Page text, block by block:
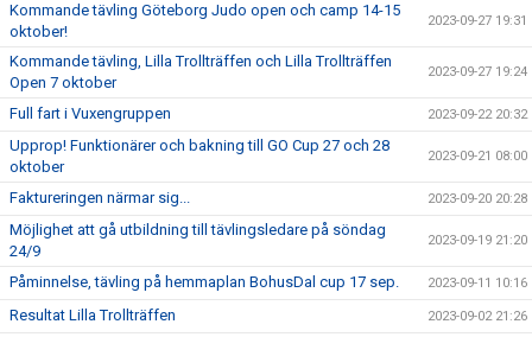
Kommande tävling Göteborg Judo open och camp 14-15
oktober!
2023-09-27 19:31
Kommande tävling, Lilla Trollträffen och Lilla Trollträffen
Open 7 oktober
2023-09-27 19:24
Full fart i Vuxengruppen 2023-09-22 20:32
Upprop! Funktionärer och bakning till GO Cup 27 och 28
oktober
2023-09-21 08:00
Faktureringen närmar sig... 2023-09-20 20:28
Möjlighet att gå utbildning till tävlingsledare på söndag
24/9
2023-09-19 21:20
Påminnelse, tävling på hemmaplan BohusDal cup 17 sep. 2023-09-11 10:16
Resultat Lilla Trollträffen 2023-09-02 21:26